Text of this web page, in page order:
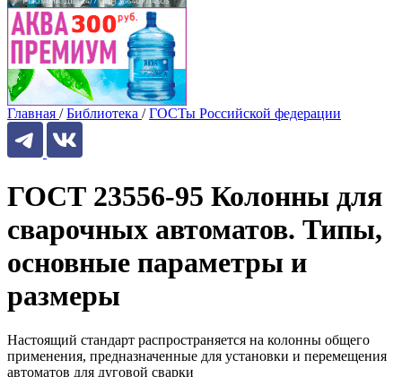
Главная / Библиотека / ГОСТы Российской федерации
ГОСТ 23556-95 Колонны для
сварочных автоматов. Типы,
основные параметры и
размеры
Настоящий стандарт распространяется на колонны общего
применения, предназначенные для установки и перемещения
автоматов для дуговой сварки